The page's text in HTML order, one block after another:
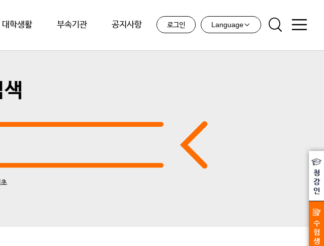
대학생활 부속기관 공지사항 로그인 Language
청
강
인
수
험
생